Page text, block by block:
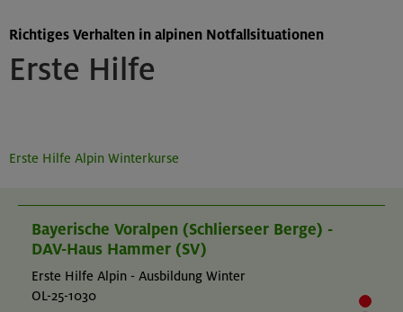
Erste Hilfe
Richtiges Verhalten in alpinen Notfallsituationen
Erste Hilfe Alpin Winterkurse
Bayerische Voralpen (Schlierseer Berge) -
DAV-Haus Hammer (SV)
Erste Hilfe Alpin - Ausbildung Winter
OL-25-1030